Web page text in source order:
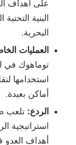
على أهداف
البنية
البحرية.
العمليات
توماهوك في
استخدامها
أماكن بعيدة.
الردع: تلعب
استراتيجية
أهداف